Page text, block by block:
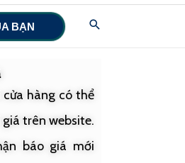
BẠN Search
hàng có thể
trên website.
báo giá mới